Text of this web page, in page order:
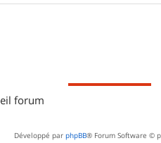
forum
Développé par phpBB® Forum Software ©